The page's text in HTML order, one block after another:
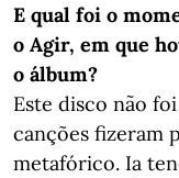
E qual foi o
o Agir, em que
o álbum?
Este disco não
canções fizeram
metafórico. Ia